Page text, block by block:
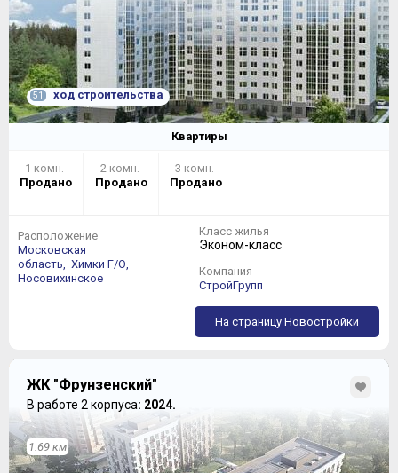
51 ход строительства
Квартиры
1 комн.
Продано
2 комн.
Продано
3 комн.
Продано
Расположение
Московская
область, Химки Г/О,
Носовихинское
Класс жилья
Эконом-класс
Компания
СтройГрупп
На страницу Новостройки
ЖК "Фрунзенский"
В работе 2 корпуса: 2024.
1.69 км